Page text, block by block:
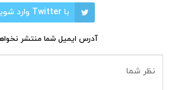
با Twitter وارد شوید
آدرس ایمیل شما منتشر